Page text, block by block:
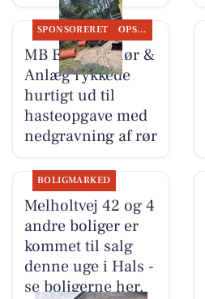
SPONSORERET OPSLAGSTAVLEN
MB Entreprenør &
Anlæg rykkede
hurtigt ud til
hasteopgave med
nedgravning af rør
BOLIGMARKED
Melholtvej 42 og 4
andre boliger er
kommet til salg
denne uge i Hals -
se boligerne her.